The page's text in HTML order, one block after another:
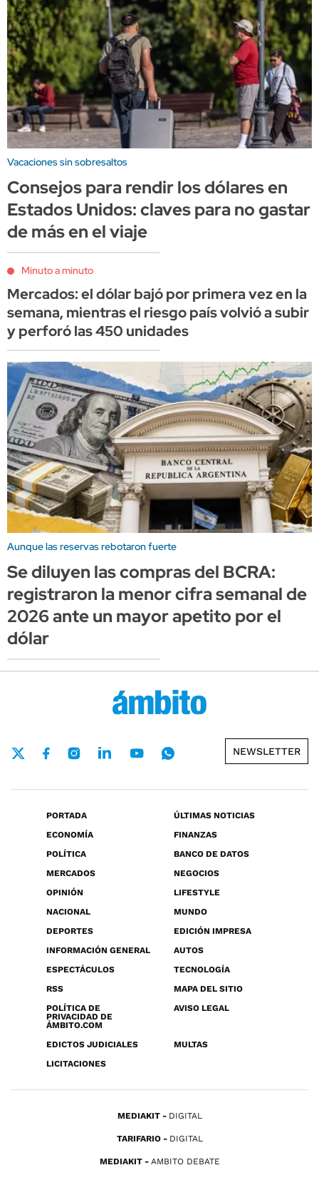
Vacaciones sin sobresaltos
Consejos para rendir los dólares en
Estados Unidos: claves para no gastar
de más en el viaje
Minuto a minuto
Mercados: el dólar bajó por primera vez en la
semana, mientras el riesgo país volvió a subir
y perforó las 450 unidades
Aunque las reservas rebotaron fuerte
Se diluyen las compras del BCRA:
registraron la menor cifra semanal de
2026 ante un mayor apetito por el
dólar
NEWSLETTER
PORTADA
ÚLTIMAS NOTICIAS
ECONOMÍA
FINANZAS
POLÍTICA
BANCO DE DATOS
MERCADOS
NEGOCIOS
OPINIÓN
LIFESTYLE
NACIONAL
MUNDO
DEPORTES
EDICIÓN IMPRESA
INFORMACIÓN GENERAL
AUTOS
ESPECTÁCULOS
TECNOLOGÍA
RSS
MAPA DEL SITIO
POLÍTICA DE
PRIVACIDAD DE
ÁMBITO.COM
AVISO LEGAL
EDICTOS JUDICIALES
MULTAS
LICITACIONES
MEDIAKIT DIGITAL
TARIFARIO DIGITAL
MEDIAKIT AMBITO DEBATE